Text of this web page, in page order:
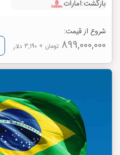
بازگشت:امارات
شروع از قیمت:
899,000,000 تومان + 3,190 دلار